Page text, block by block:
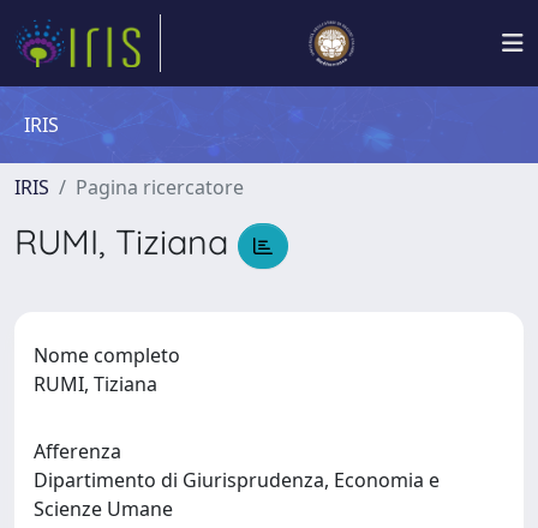
IRIS
IRIS Pagina ricercatore
RUMI, Tiziana
Nome completo
RUMI, Tiziana
Afferenza
Dipartimento di Giurisprudenza, Economia e
Scienze Umane